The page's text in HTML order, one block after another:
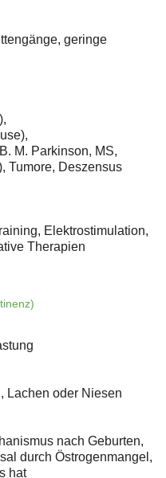
geringe
M. Parkinson, MS,
Tumore, Deszensus
Elektrostimulation,
Therapien
Lachen oder Niesen
nach Geburten,
durch Östrogenmangel,
hat